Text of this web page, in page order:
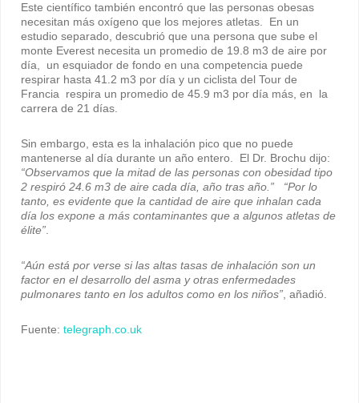
Este científico también encontró que las personas obesas
necesitan más oxígeno que los mejores atletas. En un
estudio separado, descubrió que una persona que sube el
monte Everest necesita un promedio de 19.8 m3 de aire por
día, un esquiador de fondo en una competencia puede
respirar hasta 41.2 m3 por día y un ciclista del Tour de
Francia respira un promedio de 45.9 m3 por día más, en la
carrera de 21 días.
Sin embargo, esta es la inhalación pico que no puede
mantenerse al día durante un año entero. El Dr. Brochu dijo:
“Observamos que la mitad de las personas con obesidad tipo
2 respiró 24.6 m3 de aire cada día, año tras año.” “Por lo
tanto, es evidente que la cantidad de aire que inhalan cada
día los expone a más contaminantes que a algunos atletas de
élite”.
“Aún está por verse si las altas tasas de inhalación son un
factor en el desarrollo del asma y otras enfermedades
pulmonares tanto en los adultos como en los niños”, añadió.
Fuente: telegraph.co.uk